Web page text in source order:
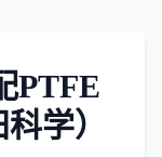
PTFE
学）